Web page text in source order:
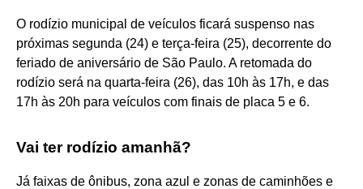
O rodízio municipal de veículos ficará suspenso nas
próximas segunda (24) e terça-feira (25), decorrente do
feriado de aniversário de São Paulo. A retomada do
rodízio será na quarta-feira (26), das 10h às 17h, e das
17h às 20h para veículos com finais de placa 5 e 6.
Vai ter rodízio amanhã?
Já faixas de ônibus, zona azul e zonas de caminhões e